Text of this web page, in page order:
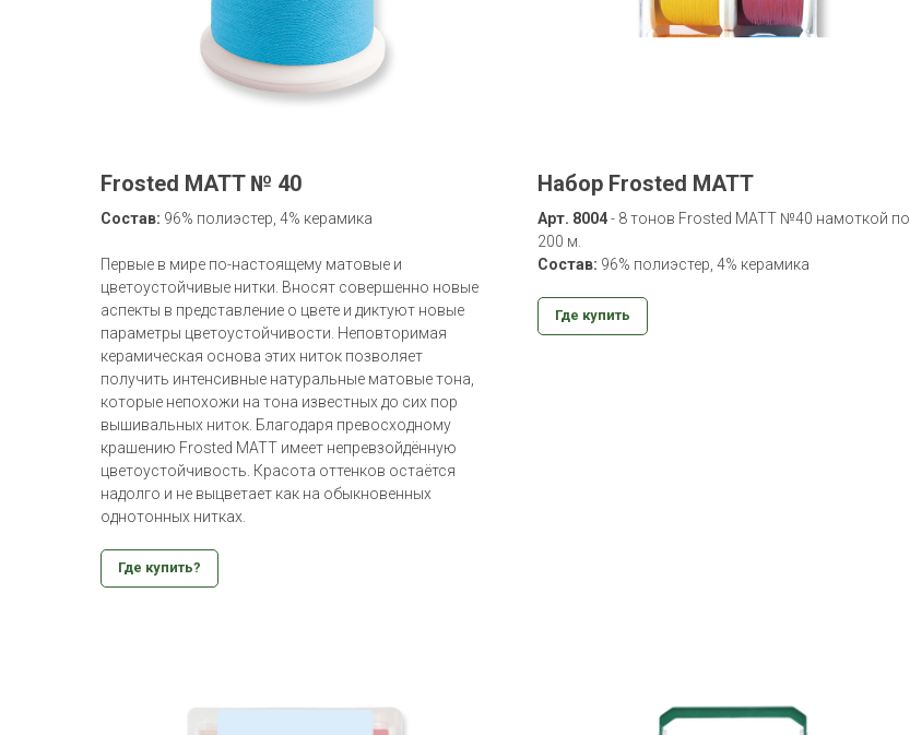
Frosted MATT № 40
Состав: 96% полиэстер, 4% керамика
Первые в мире по-настоящему матовые и
цветоустойчивые нитки. Вносят совершенно новые
аспекты в представление о цвете и диктуют новые
параметры цветоустойчивости. Неповторимая
керамическая основa этих ниток позволяет
получить интенсивные натуральные матовые тона,
которые непохожи на тона известных до сих пор
вышивальных ниток. Благодаря превосходному
крашению Frosted MATT имеет непревзойдённую
цветоустойчивость. Красота оттенков остаётся
надолго и не выцветает как на обыкновенных
однoтoнных нитках.
Где купить?
Набор Frosted MATT
Арт. 8004- 8 тонов Frosted MATT №40 намоткой по
200 м.
Состав: 96% полиэстер, 4% керамика
Где купить